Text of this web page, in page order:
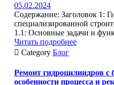
05.02.2024
Содержание: Заголовок 1:
специализированной
1.1: Основные задачи и
Читать подробнее
 Category Блог
Ремонт гидроцилиндров с
особенности процесса и